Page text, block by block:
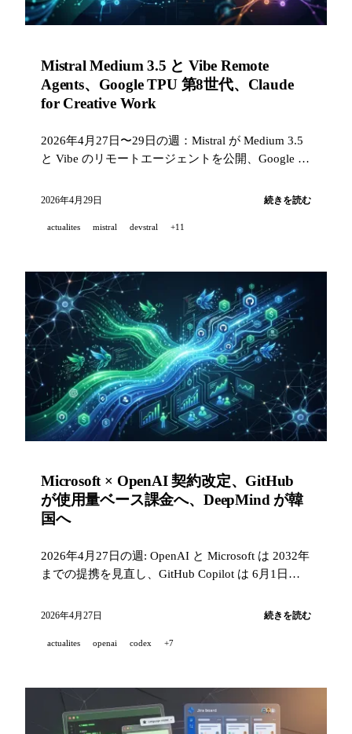
Mistral Medium 3.5 と Vibe Remote
Agents、Google TPU 第8世代、Claude
for Creative Work
2026年4月27日〜29日の週：Mistral が Medium 3.5
と Vibe のリモートエージェントを公開、Google は
クリエイティブ業界向けに 8 以上の MCP コネクタ
ースし、ElevenLabs は AI 音楽プラットフォームを
2026年4月29日 続きを読む
actualites mistral devstral +11
Microsoft × OpenAI 契約改定、GitHub
が使用量ベース課金へ、DeepMind が韓
国へ
2026年4月27日の週: OpenAI と Microsoft は 2032年
までの提携を見直し、GitHub Copilot は 6月1日か
に AI キャンパスを開設。
2026年4月27日 続きを読む
actualites openai codex +7